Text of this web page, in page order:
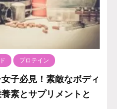
プロテイン
子必見！素敵なボディ
素とサプリメントと